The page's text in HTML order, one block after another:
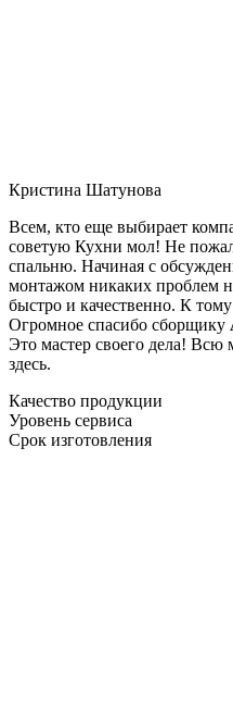
Кристина Шатунова
Всем, кто еще выбирает
советую Кухни мол! Не
спальню. Начиная с
монтажом никаких проблем
быстро и качественно. К
Огромное спасибо сборщику
Это мастер своего дела! Всю
здесь.
Качество продукции
Уровень сервиса
Срок изготовления